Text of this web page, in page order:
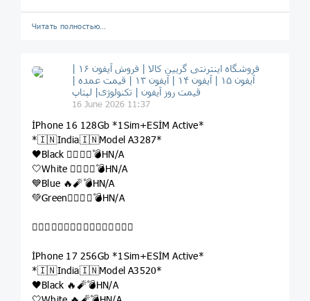
Читать полностью…
فروشگاه اینترنتی گریین کالا | فروش آیفون ۱۶ |
آیفون ۱۵ | آیفون ۱۴ | آیفون ۱۳ | قیمت عمده |
قیمت روز آیفون | تکنولوژی| لپتاپ
16 June 2026 11:37
İPhone 16 128Gb *1Sim+ESİM Active*
*🇮🇳India🇮🇳Model A3287*
🖤Black 👉🏽🔥🧨💣HN/A
🤍White 👉🏽🔥🧨💣HN/A
💙Blue 🔥🧨💣HN/A
💚Green👉🏽🔥🧨💣HN/A

İPhone 17 256Gb *1Sim+ESİM Active*
*🇮🇳India🇮🇳Model A3520*
🖤Black 🔥🧨💣HN/A